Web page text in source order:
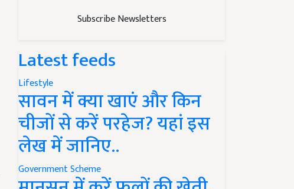
Subscribe Newsletters
Latest feeds
Lifestyle
सावन में क्या खाएं और किन
चीजों से करें परहेज? यहां इस
लेख में जानिए..
Government Scheme